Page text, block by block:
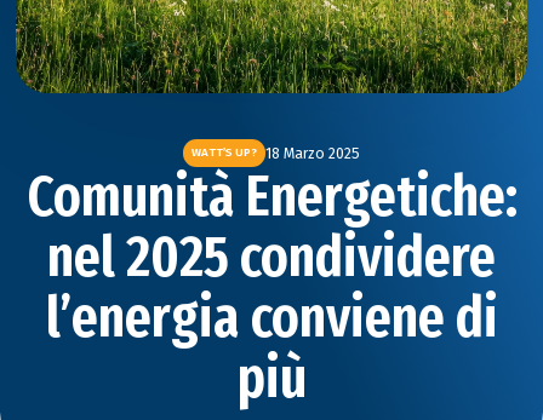
WATT’S UP? 18 Marzo 2025
Comunità Energetiche:
nel 2025 condividere
l’energia conviene di
più